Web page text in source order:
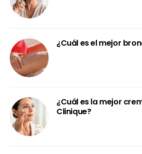
¿Cuál es el mejor
¿Cuál es la mejor
Clinique?